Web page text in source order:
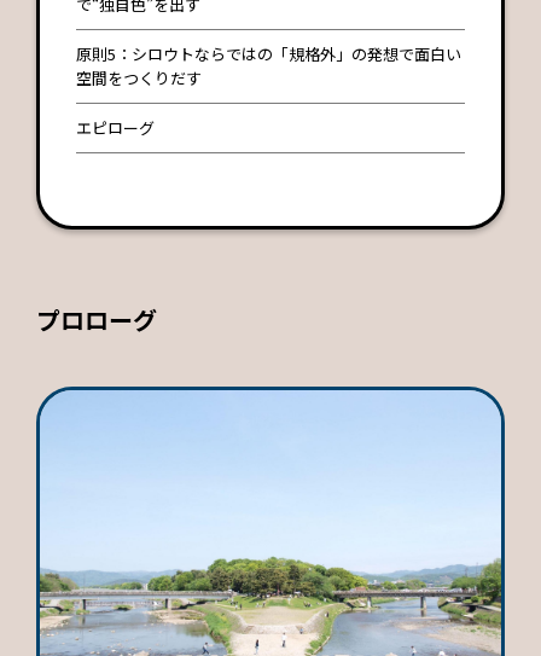
原則5：シロウトならではの「規格外」の発想で面白い
空間をつくりだす
エピローグ
プロローグ